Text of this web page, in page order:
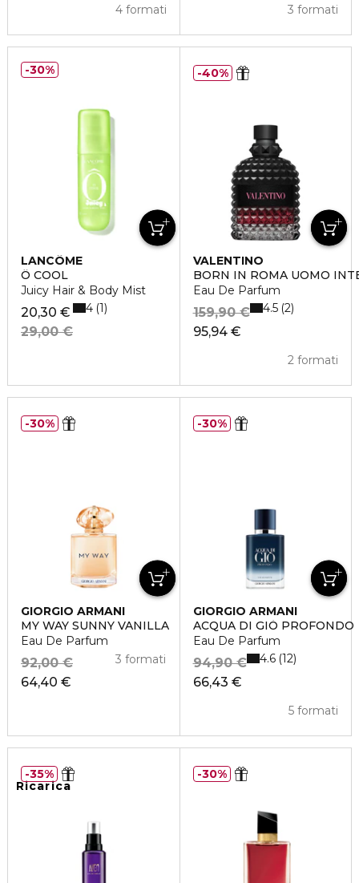
4 formati 3 formati
LANCÔME
Ô COOL
Juicy Hair & Body Mist
20,30 €
29,00 €
4 1
30%
VALENTINO
BORN IN ROMA UOMO
Eau De Parfum
95,94 €
159,90 €
2 formati
4.5 2
40%
GIORGIO ARMANI
MY WAY SUNNY VANILLA
Eau De Parfum
64,40 €
92,00 € 3 formati
30%
GIORGIO ARMANI
ACQUA DI GIÒ PROFONDO
Eau De Parfum
66,43 €
94,90 €
5 formati
4.6 12
30%
Ricarica
35% 30%